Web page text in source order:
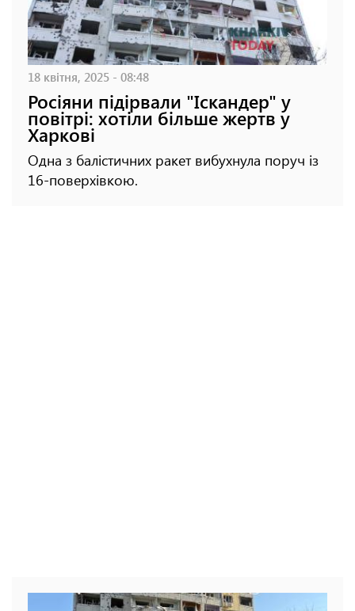
18 квітня, 2025 - 08:48
Росіяни підірвали "Іскандер" у
повітрі: хотіли більше жертв у
Харкові
Одна з балістичних ракет вибухнула поруч із
16-поверхівкою.